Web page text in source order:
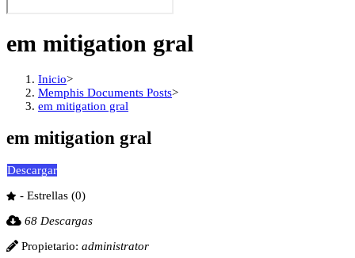
em mitigation gral
Inicio>
Memphis Documents Posts>
em mitigation gral
em mitigation gral
Descargar
- Estrellas (0)
68 Descargas
Propietario: administrator